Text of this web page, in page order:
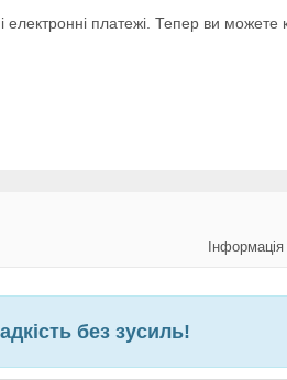
електронні платежі. Тепер ви можете
без зусиль!